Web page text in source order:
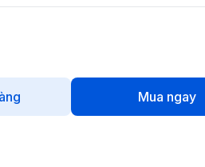
Mua ngay